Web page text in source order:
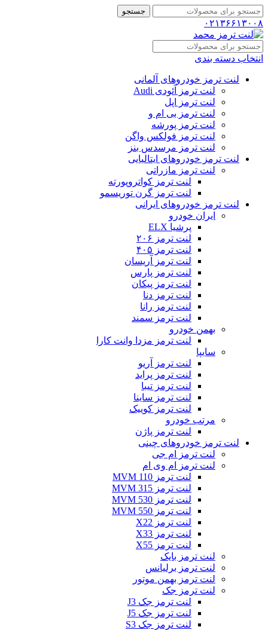
جستجو
۰۲۱۳۶۶۱۳۰۰۸
انتخاب دسته بندی
لنت ترمز خودروهای آلمانی
لنت ترمز آئودی Audi
لنت ترمز اپل
لنت ترمز بی ام و
لنت ترمز پورشه
لنت ترمز فولکس واگن
لنت ترمز مرسدس بنز
لنت ترمز خودروهای ایتالیایی
لنت ترمز مازراتی
لنت ترمز کواتروپورته
لنت ترمز گرن توریسمو
لنت ترمز خودروهای ایرانی
ایران خودرو
پرشیا ELX
لنت ترمز ۲۰۶
لنت ترمز ۴۰۵
لنت ترمز آریسان
لنت ترمز پارس
لنت ترمز پیکان
لنت ترمز دنا
لنت ترمز رانا
لنت ترمز سمند
بهمن خودرو
لنت ترمز مزدا وانت کارا
سایپا
لنت ترمز آریو
لنت ترمز پراید
لنت ترمز تیبا
لنت ترمز ساینا
لنت ترمز کوییک
مرتب خودرو
لنت ترمز پاژن
لنت ترمز خودروهای چینی
لنت ترمز ام جی
لنت ترمز ام وی ام
لنت ترمز MVM 110
لنت ترمز MVM 315
لنت ترمز MVM 530
لنت ترمز MVM 550
لنت ترمز X22
لنت ترمز X33
لنت ترمز X55
لنت ترمز بایک
لنت ترمز برلیانس
لنت ترمز بهمن موتور
لنت ترمز جک
لنت ترمز جک J3
لنت ترمز جک J5
لنت ترمز جک S3